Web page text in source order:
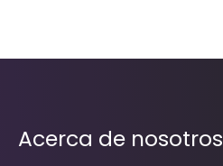
Acerca de nosotros